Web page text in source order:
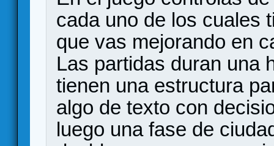
cada uno de los cuales
que vas mejorando en
Las partidas duran una
tienen una estructura
algo de texto con
luego una fase de